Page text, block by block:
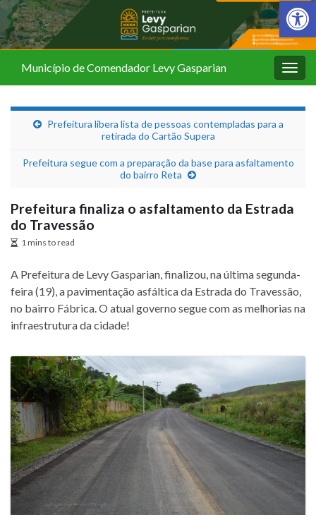
Barra de
Município de Comendador Levy Gasparian
Prefeitura libera lista de pessoas contempladas para a
retirada do Cartão Supera
Prefeitura segue com a preparação da base para asfaltamento
do bairro Reta
Prefeitura finaliza o asfaltamento da Estrada
do Travessão
1 mins to read
A Prefeitura de Levy Gasparian, finalizou, na última segunda-
feira (19), a pavimentação asfáltica da Estrada do Travessão,
no bairro Fábrica. O atual governo segue com as melhorias na
infraestrutura da cidade!